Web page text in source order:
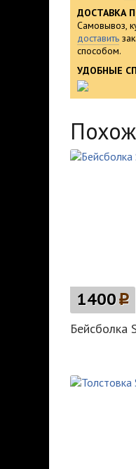
ДОСТАВКА
Самовывоз,
доставить
способом.
УДОБНЫЕ
1400p
Бейсболка